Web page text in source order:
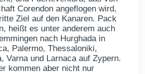
Corendon angeflogen wird,
Ziel auf den Kanaren. Pack
heißt es unter anderem auch
nach Hurghada in
Palermo, Thessaloniki,
Varna und Larnaca auf Zypern.
kommen aber nicht nur